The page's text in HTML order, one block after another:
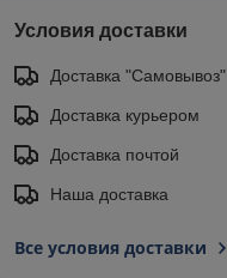
Условия доставки
Доставка "Самовывоз"
Доставка курьером
Доставка почтой
Наша доставка
Все условия доставки